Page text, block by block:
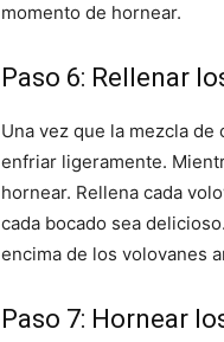
momento de hornear.
Paso 6: Rellenar
Una vez que la mezcla
enfriar ligeramente.
hornear. Rellena cada
cada bocado sea
encima de los volovanes
Paso 7: Hornear